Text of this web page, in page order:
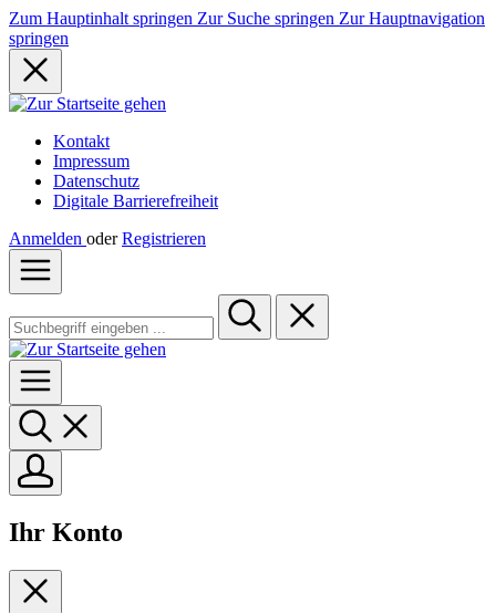
Zum Hauptinhalt springen Zur Suche springen Zur Hauptnavigation
springen
Kontakt
Impressum
Datenschutz
Digitale Barrierefreiheit
Anmelden oder Registrieren
Ihr Konto